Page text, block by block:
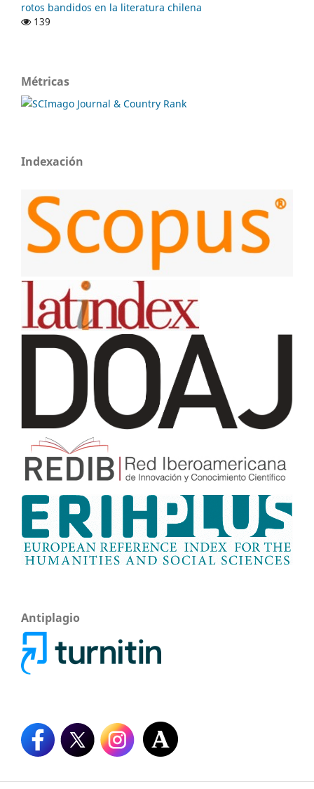
rotos bandidos en la literatura chilena
139
Métricas
Indexación
Antiplagio